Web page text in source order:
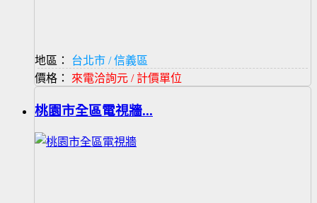
地區：
台北市 / 信義區
價格： 來電洽詢元 / 計價單位
桃園市全區電視牆...